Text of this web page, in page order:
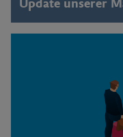
Update unserer